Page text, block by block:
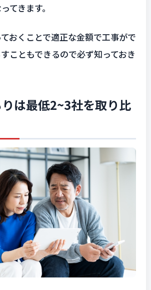
てきます。
おくことで適正な金額で工事がで
こともできるので必ず知っておき
は最低2~3社を取り比